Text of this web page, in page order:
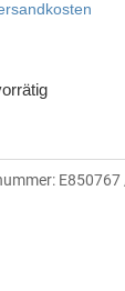
E850767